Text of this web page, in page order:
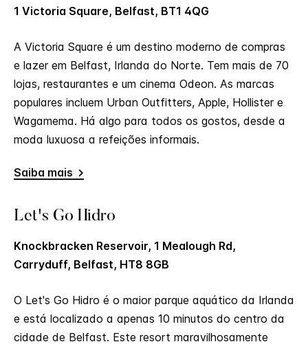
1 Victoria Square, Belfast, BT1 4QG
A Victoria Square é um destino moderno de compras
e lazer em Belfast, Irlanda do Norte. Tem mais de 70
lojas, restaurantes e um cinema Odeon. As marcas
populares incluem Urban Outfitters, Apple, Hollister e
Wagamema. Há algo para todos os gostos, desde a
moda luxuosa a refeições informais.
Saiba mais
Let's Go Hidro
Knockbracken Reservoir, 1 Mealough Rd,
Carryduff, Belfast, HT8 8GB
O Let's Go Hidro é o maior parque aquático da Irlanda
e está localizado a apenas 10 minutos do centro da
cidade de Belfast. Este resort maravilhosamente